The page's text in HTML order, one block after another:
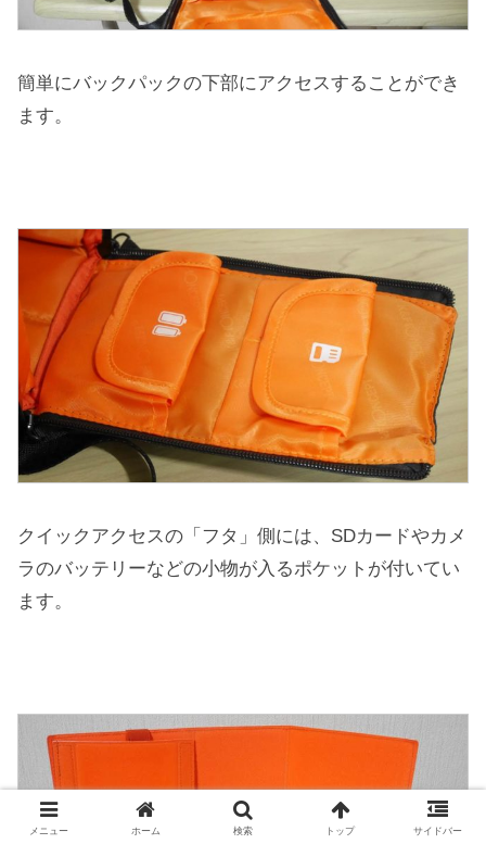
簡単にバックパックの下部にアクセスすることができ
ます。
クイックアクセスの「フタ」側には、SDカードやカメ
ラのバッテリーなどの小物が入るポケットが付いてい
ます。
メニュー ホーム 検索 トップ サイドバー